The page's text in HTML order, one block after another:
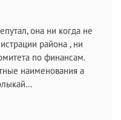
она ни когда не
района , ни
по финансам.
наименования а